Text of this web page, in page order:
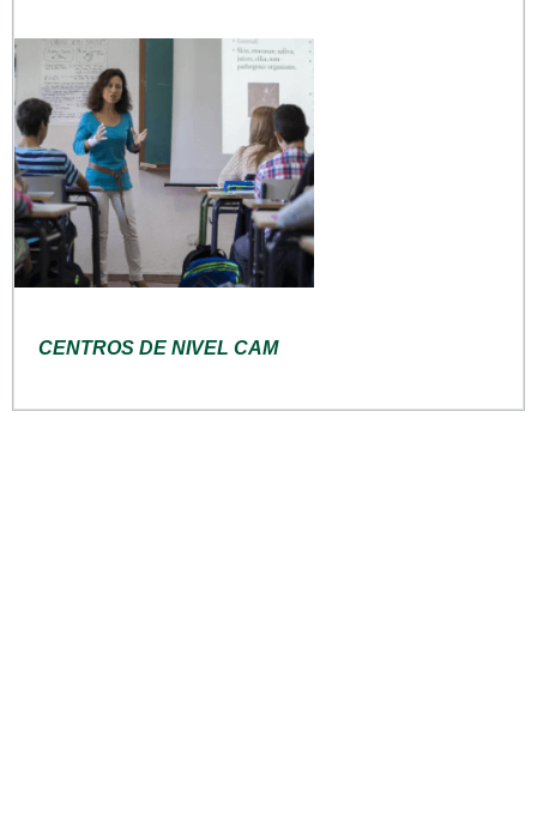
CENTROS DE NIVEL CAM